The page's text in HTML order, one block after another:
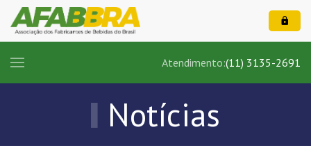
Atendimento:(11) 3135-2691
Notícias